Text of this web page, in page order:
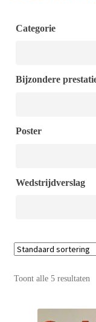
Categorie
Bijzondere
Poster
Wedstrijdverslag
Toont alle 5 resultaten